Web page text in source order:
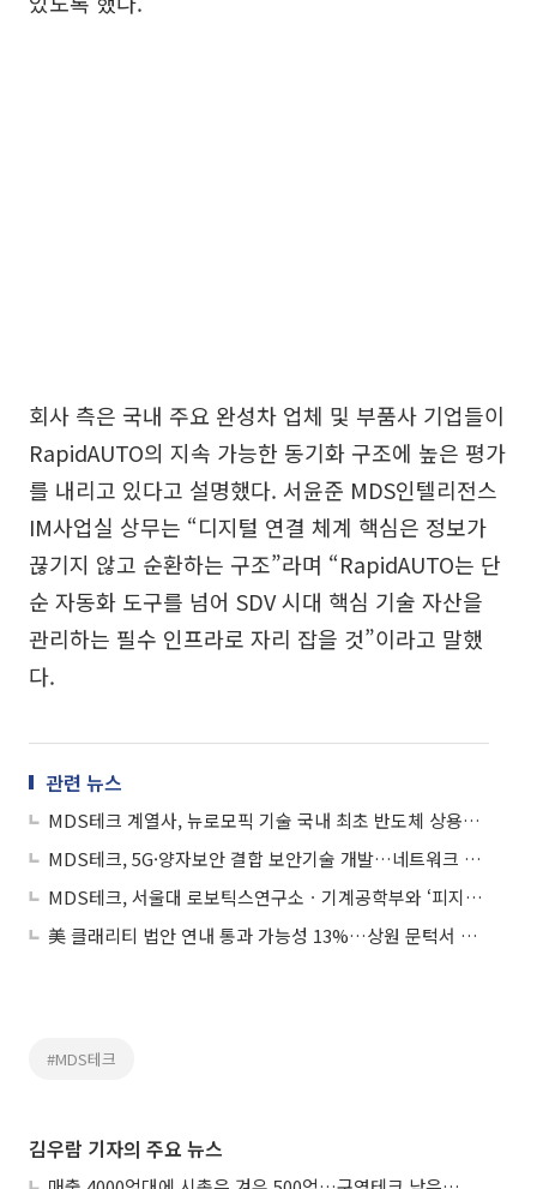
회사 측은 국내 주요 완성차 업체 및 부품사 기업들이
RapidAUTO의 지속 가능한 동기화 구조에 높은 평가
를 내리고 있다고 설명했다. 서윤준 MDS인텔리전스
IM사업실 상무는 “디지털 연결 체계 핵심은 정보가
끊기지 않고 순환하는 구조”라며 “RapidAUTO는 단
순 자동화 도구를 넘어 SDV 시대 핵심 기술 자산을
관리하는 필수 인프라로 자리 잡을 것”이라고 말했
다.
관련 뉴스
MDS테크 계열사, 뉴로모픽 기술 국내 최초 반도체 상용화 나선다
MDS테크, 5G·양자보안 결합 보안기술 개발…네트워크 리질리언스 강화
MDS테크, 서울대 로보틱스연구소ㆍ기계공학부와 ‘피지컬 AI’ 로봇 인재 양성 MOU
美 클래리티 법안 연내 통과 가능성 13%…상원 문턱서 제동
#MDS테크
김우람 기자의 주요 뉴스